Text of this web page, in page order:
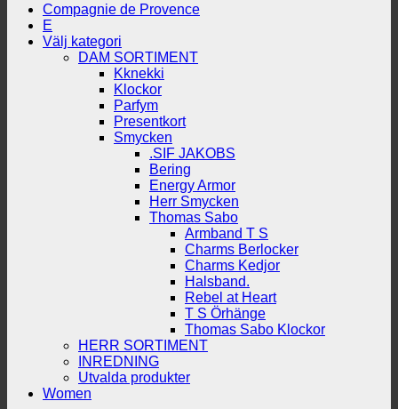
Compagnie de Provence
E
Välj kategori
DAM SORTIMENT
Kknekki
Klockor
Parfym
Presentkort
Smycken
.SIF JAKOBS
Bering
Energy Armor
Herr Smycken
Thomas Sabo
Armband T S
Charms Berlocker
Charms Kedjor
Halsband.
Rebel at Heart
T S Örhänge
Thomas Sabo Klockor
HERR SORTIMENT
INREDNING
Utvalda produkter
Women